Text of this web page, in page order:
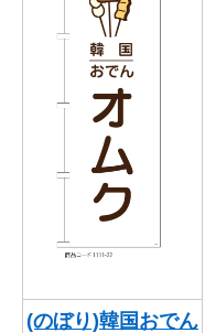
CATEGORY
飲食
美容・健康
イベント・季節
カルチャー・教養
既製デザイン商品注
オリジナルオーダー
料金一覧
お届け納期と配送方
お支払方法
初めての方へ トップ
商品について
お客様の声
オリジナルオーダ
(のぼり)韓国おでん